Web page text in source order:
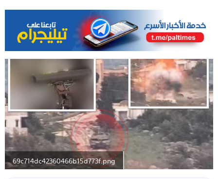
69c714dc42360466b15d773f.png